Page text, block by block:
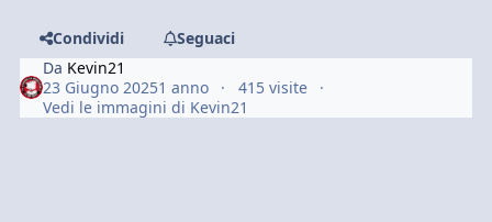
Condividi
Seguaci
Da Kevin21
23 Giugno 20251 anno
415 visite
Vedi le immagini di Kevin21